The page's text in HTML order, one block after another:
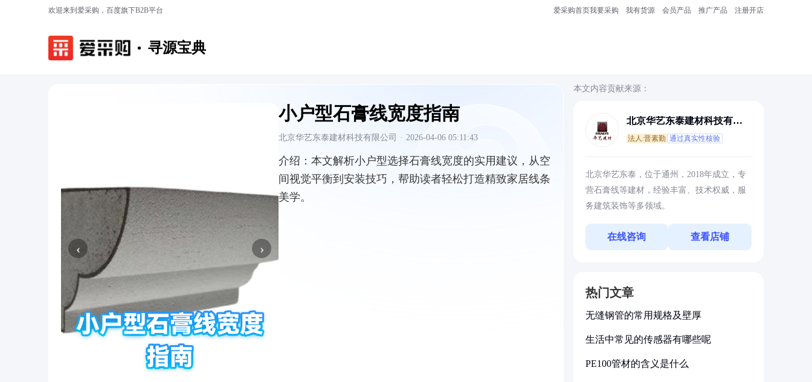
欢迎来到爱采购，百度旗下B2B平台 爱采购首页我要采购 我有货源 会员产品 推广产品 注册开店
寻源宝典
‹ ›
小户型石膏线宽度指南
北京华艺东泰建材科技有限公司 · 2026-04-06 05:11:43
介绍： 本文解析小户型选择石膏线宽度的实用建议，从空
间视觉平衡到安装技巧，帮助读者轻松打造精致家居线条
美学。
本文内容贡献来源：
北京华艺东泰建材科技有限
法人:晋素勤 通过真实性核验
北京华艺东泰，位于通州，2018年成立，专
营石膏线等建材，经验丰富、技术权威，服
务建筑装饰等多领域。
在线咨询 查看店铺
热门文章
无缝钢管的常用规格及壁厚
生活中常见的传感器有哪些呢
PE100管材的含义是什么